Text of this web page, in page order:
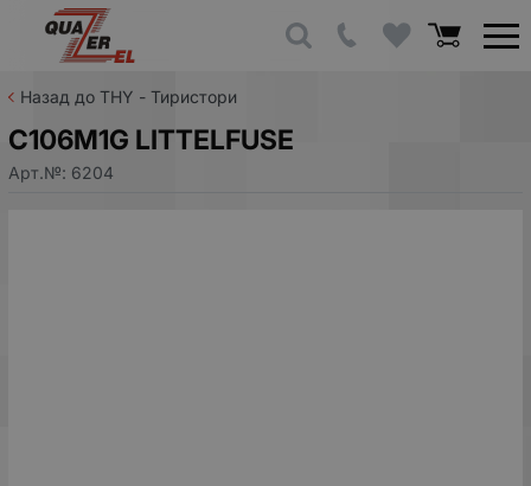
Назад до THY - Тиристори
C106M1G LITTELFUSE
Арт.№: 6204